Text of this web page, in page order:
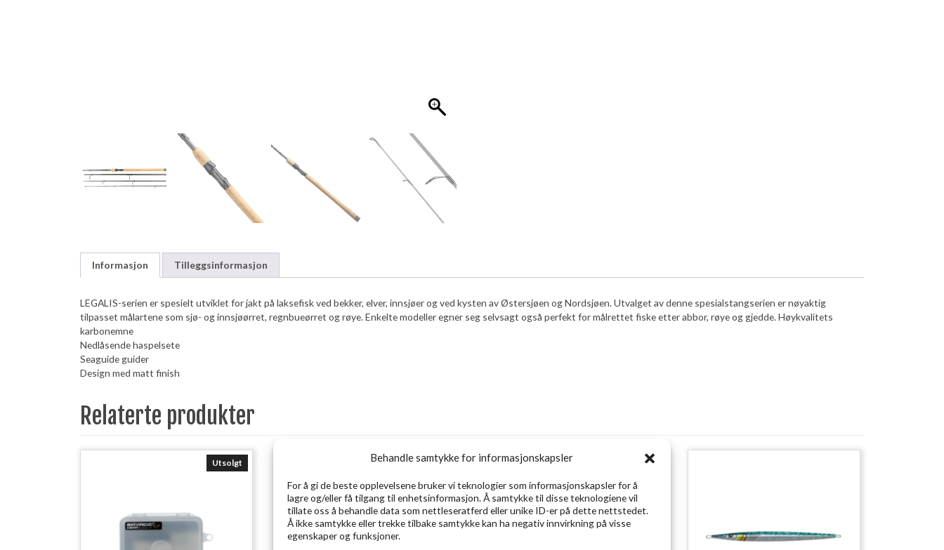
Behandle samtykke for informasjonskapsler
For å gi de beste opplevelsene bruker vi teknologier som informasjonskapsler for å
lagre og/eller få tilgang til enhetsinformasjon. Å samtykke til disse teknologiene vil
tillate oss å behandle data som nettleseratferd eller unike ID-er på dette nettstedet.
Å ikke samtykke eller trekke tilbake samtykke kan ha negativ innvirkning på visse
egenskaper og funksjoner.
Informasjon Tilleggsinformasjon
LEGALIS-serien er spesielt utviklet for jakt på laksefisk ved bekker, elver, innsjøer og ved kysten av Østersjøen og Nordsjøen. Utvalget av denne spesialstangserien er nøyaktig
tilpasset målartene som sjø- og innsjøørret, regnbueørret og røye. Enkelte modeller egner seg selvsagt også perfekt for målrettet fiske etter abbor, røye og gjedde. Høykvalitets
karbonemne
Nedlåsende haspelsete
Seaguide guider
Design med matt finish
Relaterte produkter
Utsolgt Utsolgt Utsolgt